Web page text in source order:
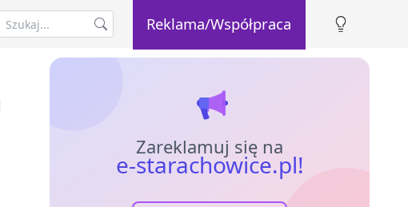
Reklama/Współpraca
Zareklamuj się na
e-starachowice.pl!